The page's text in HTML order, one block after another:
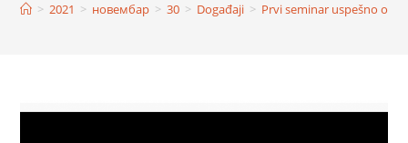
> 2021 > новембар > 30 > Događaji > Prvi seminar uspešno